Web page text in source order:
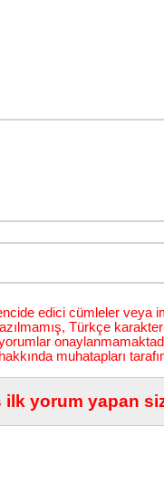
edici cümleler veya
Türkçe
muhatapları
ilk yorum yapan